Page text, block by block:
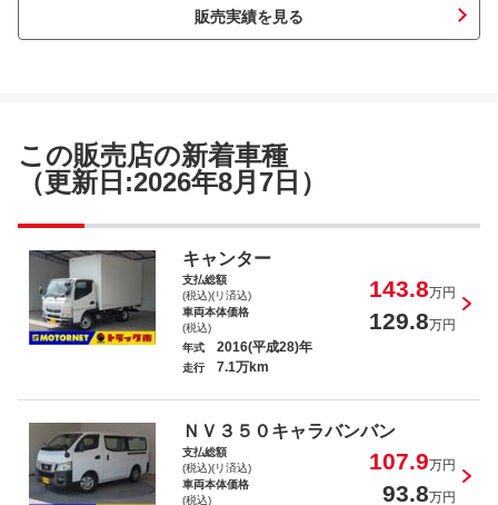
販売実績を見る
この販売店の新着車種
（更新日:2026年8月7日）
キャンター
支払総額
(税込)(リ済込)
143.8万円
車両本体価格
(税込)
129.8万円
年式 2016(平成28)年
走行 7.1万km
ＮＶ３５０キャラバンバン
支払総額
(税込)(リ済込)
107.9万円
車両本体価格
(税込)
93.8万円